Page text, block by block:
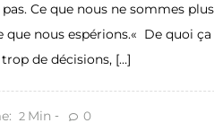
Ce que nous ne sommes
que nous espérions.« De quoi
de décisions, […]
2 Min 0